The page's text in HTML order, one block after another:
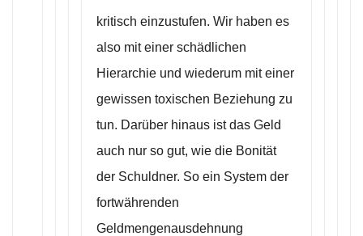
kritisch einzustufen. Wir haben es
also mit einer schädlichen
Hierarchie und wiederum mit einer
gewissen toxischen Beziehung zu
tun. Darüber hinaus ist das Geld
auch nur so gut, wie die Bonität
der Schuldner. So ein System der
fortwährenden
Geldmengenausdehnung